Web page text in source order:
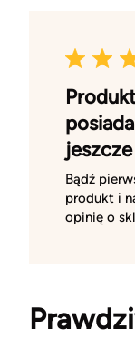
posiada
Bądź
produkt i
opinię o